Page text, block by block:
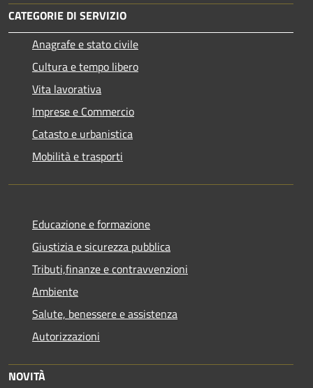
CATEGORIE DI SERVIZIO
Anagrafe e stato civile
Cultura e tempo libero
Vita lavorativa
Imprese e Commercio
Catasto e urbanistica
Mobilità e trasporti
Educazione e formazione
Giustizia e sicurezza pubblica
Tributi,finanze e contravvenzioni
Ambiente
Salute, benessere e assistenza
Autorizzazioni
NOVITÀ